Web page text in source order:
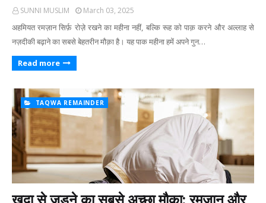
SUNNI MUSLIM March 03, 2025
अहमियत रमज़ान सिर्फ़ रोज़े रखने का महीना नहीं, बल्कि रूह को पाक़ करने और अल्लाह से
नज़दीकी बढ़ाने का सबसे बेहतरीन मौक़ा है। यह पाक महीना हमें अपने गुन…
Read more
TAQWA REMAINDER